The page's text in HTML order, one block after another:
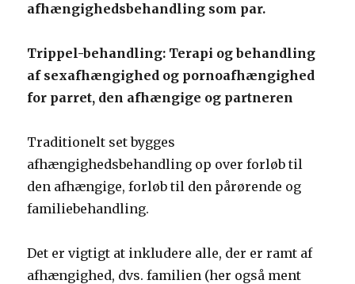
afhængighedsbehandling som par.
Trippel-behandling: Terapi og behandling
af sexafhængighed og pornoafhængighed
for parret, den afhængige og partneren
Traditionelt set bygges
afhængighedsbehandling op over forløb til
den afhængige, forløb til den pårørende og
familiebehandling.
Det er vigtigt at inkludere alle, der er ramt af
afhængighed, dvs. familien (her også ment